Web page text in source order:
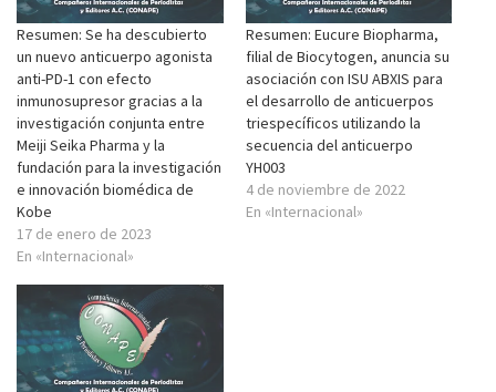
Resumen: Se ha descubierto
un nuevo anticuerpo agonista
anti-PD-1 con efecto
inmunosupresor gracias a la
investigación conjunta entre
Meiji Seika Pharma y la
fundación para la investigación
e innovación biomédica de
Kobe
17 de enero de 2023
En «Internacional»
Resumen: Eucure Biopharma,
filial de Biocytogen, anuncia su
asociación con ISU ABXIS para
el desarrollo de anticuerpos
triespecíficos utilizando la
secuencia del anticuerpo
YH003
4 de noviembre de 2022
En «Internacional»